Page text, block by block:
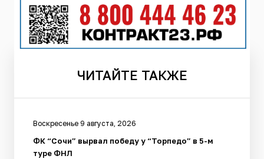
ЧИТАЙТЕ ТАКЖЕ
Воскресенье 9 августа, 2026
ФК “Сочи” вырвал победу у “Торпедо” в 5-м
туре ФНЛ